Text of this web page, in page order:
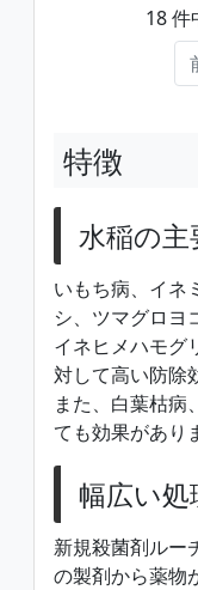
18 件
特徴
水稲の主
いもち病、イネ
シ、ツマグロヨ
イネヒメハモグ
対して高い防除
また、白葉枯病
ても効果があり
幅広い処
新規殺菌剤ルー
の製剤から薬物